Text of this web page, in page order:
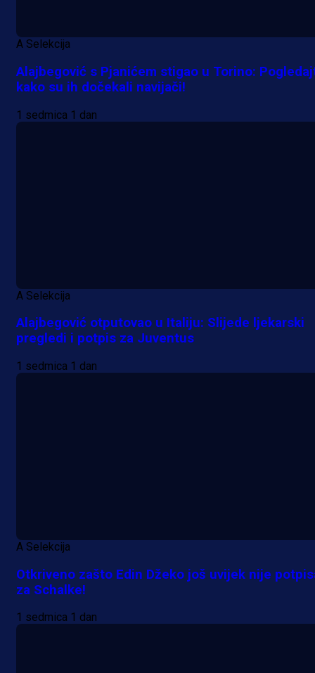
A Selekcija
Alajbegović s Pjanićem stigao u Torino:
kako su ih dočekali navijači!
1 sedmica 1 dan
A Selekcija
Alajbegović otputovao u Italiju: Slijede ljekarski
pregledi i potpis za Juventus
1 sedmica 1 dan
A Selekcija
Otkriveno zašto Edin Džeko još uvijek nije
za Schalke!
1 sedmica 1 dan